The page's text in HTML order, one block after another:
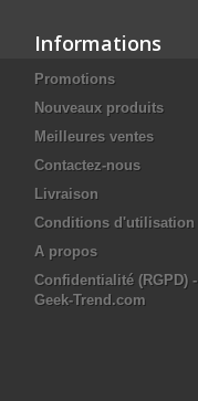
Informations
Promotions
Nouveaux produits
Meilleures ventes
Contactez-nous
Livraison
Conditions d'utilisation
A propos
Confidentialité (RGPD) -
Geek-Trend.com